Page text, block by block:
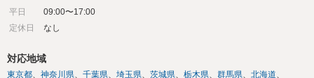
平日
09:00〜17:00
定休日
なし
対応地域
東京都 神奈川県 千葉県 埼玉県 茨城県 栃木県 群馬県
北海道